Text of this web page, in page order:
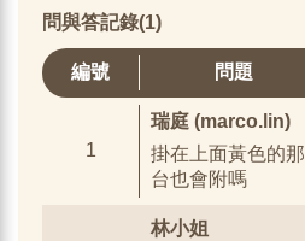
問與答記錄(1)
編號 問題
1
瑞庭 (marco.lin)
掛在上面黃色的那
台也會附嗎
林小姐